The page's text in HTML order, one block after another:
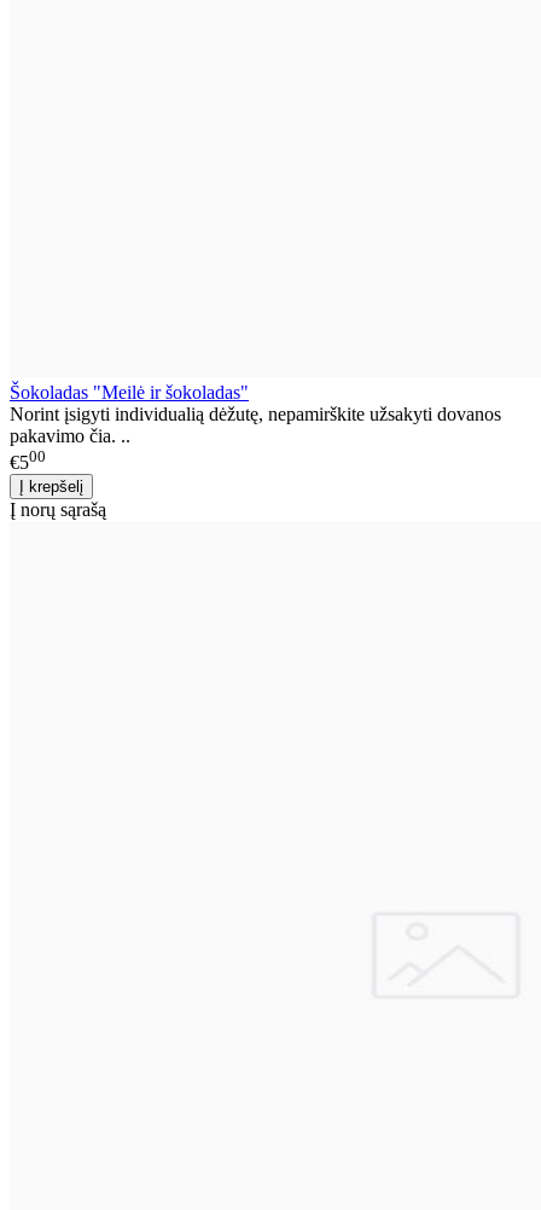
Šokoladas "Meilė ir šokoladas"
Norint įsigyti individualią dėžutę, nepamirškite užsakyti dovanos
pakavimo čia. ..
€500
Į norų sąrašą